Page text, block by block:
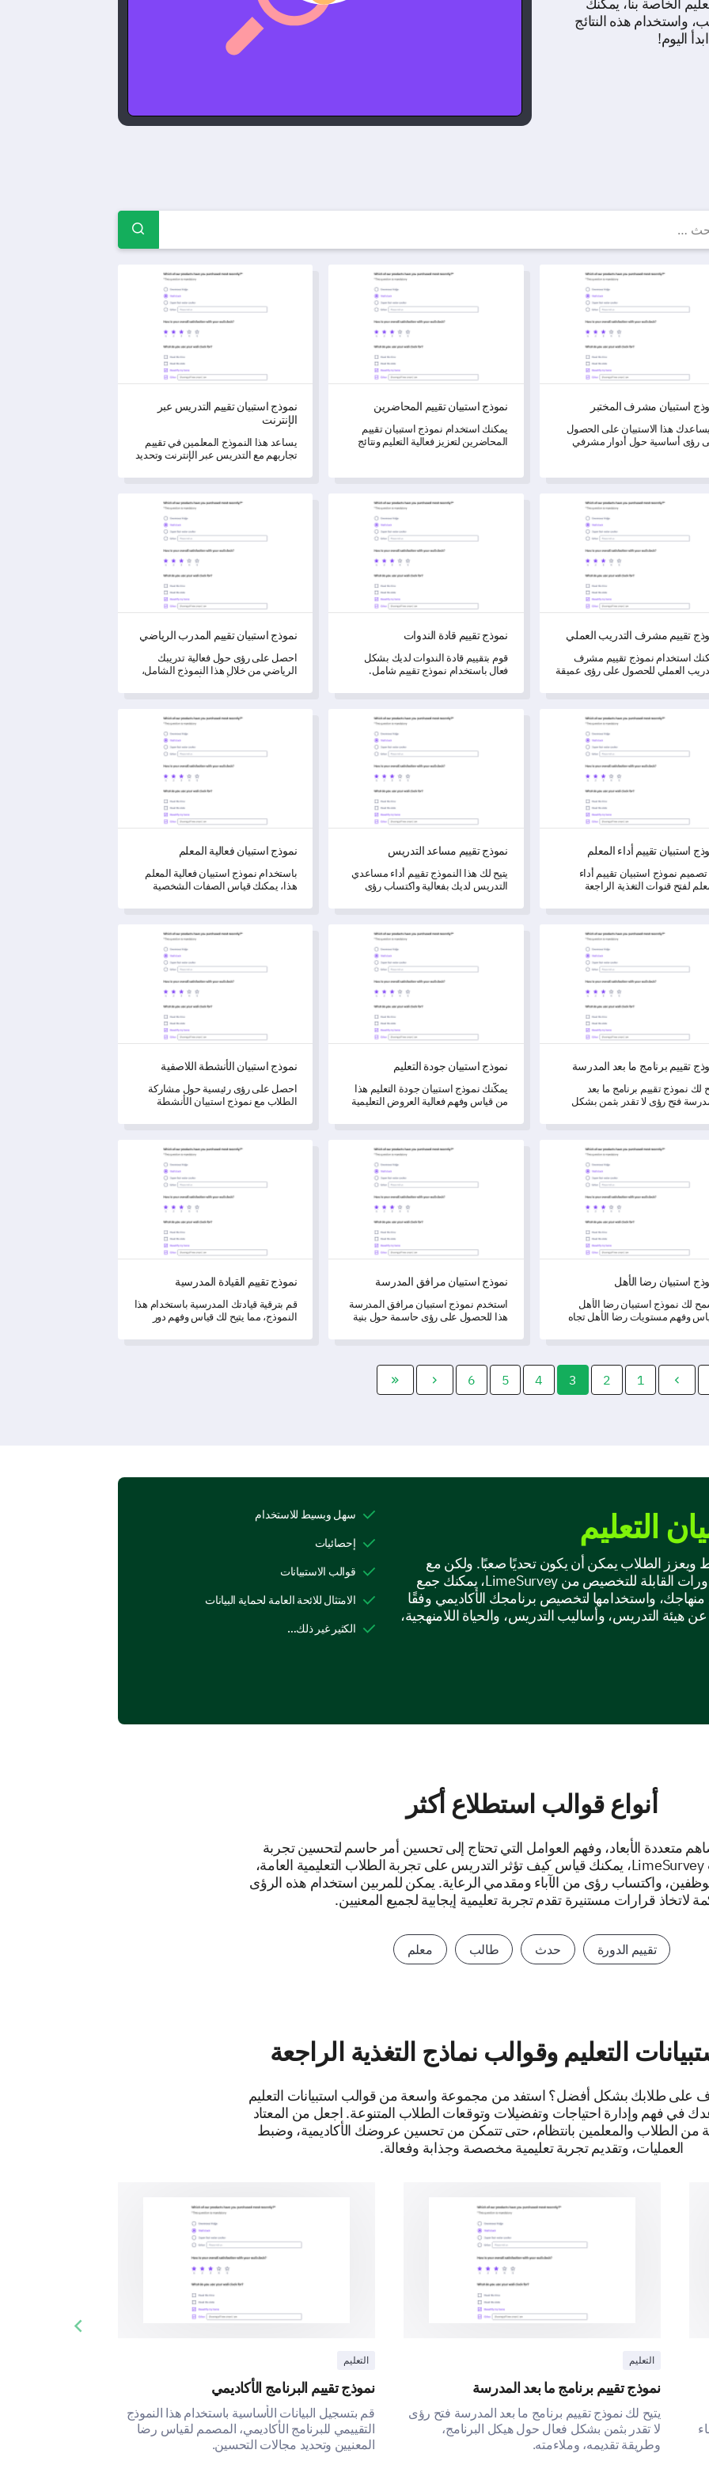
واستخدام هذه النتائج
اليوم!
أمثلة ونماذج الاستطلاعات لـ التعليم
استبيان مشرف المختبر
استبيان مشرف المختبر
هذا الاستبيان على الحصول
رؤى أساسية حول أدوار مشرفي
نموذج استبيان تقييم المحاضرين
نموذج استبيان تقييم المحاضرين
يمكنك استخدام نموذج استبيان تقييم
المحاضرين لتعزيز فعالية التعليم ونتائج
نموذج استبيان تقييم التدريس عبر الإنترنت
نموذج استبيان تقييم التدريس عبر
الإنترنت
يساعد هذا النموذج المعلمين في تقييم
تجاربهم مع التدريس عبر الإنترنت وتحديد
تقييم مشرف التدريب العملي
تقييم مشرف التدريب العملي
استخدام نموذج تقييم مشرف
العملي للحصول على رؤى عميقة
نموذج تقييم قادة الندوات
نموذج تقييم قادة الندوات
قوم بتقييم قادة الندوات لديك بشكل
فعال باستخدام نموذج تقييم شامل.
نموذج استبيان تقييم المدرب الرياضي
نموذج استبيان تقييم المدرب الرياضي
احصل على رؤى حول فعالية تدريبك
الرياضي من خلال هذا النموذج الشامل،
والمجالات التي تحتاج إلى تحسين.
استبيان تقييم أداء المعلم
استبيان تقييم أداء المعلم
نموذج استبيان تقييم أداء
لفتح قنوات التغذية الراجعة
والتطوير المهني.
نموذج تقييم مساعد التدريس
نموذج تقييم مساعد التدريس
يتيح لك هذا النموذج تقييم أداء مساعدي
التدريس لديك بفعالية واكتساب رؤى
نموذج استبيان فعالية المعلم
نموذج استبيان فعالية المعلم
باستخدام نموذج استبيان فعالية المعلم
هذا، يمكنك قياس الصفات الشخصية
فاعلية طرقهم التعليمية.
تقييم برنامج ما بعد المدرسة
تقييم برنامج ما بعد المدرسة
لك نموذج تقييم برنامج ما بعد
فتح رؤى لا تقدر بثمن بشكل
وملاءمته.
نموذج استبيان جودة التعليم
نموذج استبيان جودة التعليم
يمكّنك نموذج استبيان جودة التعليم هذا
من قياس وفهم فعالية العروض التعليمية
نموذج استبيان الأنشطة اللاصفية
نموذج استبيان الأنشطة اللاصفية
احصل على رؤى رئيسية حول مشاركة
الطلاب مع نموذج استبيان الأنشطة
استبيان رضا الأهل
استبيان رضا الأهل
لك نموذج استبيان رضا الأهل
وفهم مستويات رضا الأهل تجاه
في المدرسة.
نموذج استبيان مرافق المدرسة
نموذج استبيان مرافق المدرسة
استخدم نموذج استبيان مرافق المدرسة
هذا للحصول على رؤى حاسمة حول بنية
نموذج تقييم القيادة المدرسية
نموذج تقييم القيادة المدرسية
قم بترقية قيادتك المدرسية باستخدام هذا
النموذج، مما يتيح لك قياس وفهم دور
وضمان الشمولية بفعالية.
1
2
3
4
5
6
التعليم
ويعزز الطلاب يمكن أن يكون تحديًا صعبًا. ولكن مع
قوالب التعليم وتغذية راجعة الدورات القابلة للتخصيص من LimeSurvey، يمكنك جمع
واستخدامها لتخصيص برنامجك الأكاديمي وفقًا
هيئة التدريس، وأساليب التدريس، والحياة اللامنهجية،
سهل وبسيط للاستخدام
إحصائيات
قوالب الاستبيانات
الامتثال للائحة العامة لحماية البيانات
الكثير غير ذلك…
أنواع قوالب استطلاع أكثر
متعددة الأبعاد، وفهم العوامل التي تحتاج إلى تحسين أمر حاسم لتحسين تجربة
الطالب. مع قوالب LimeSurvey، يمكنك قياس كيف تؤثر التدريس على تجربة الطلاب التعليمية العامة،
واكتساب رؤى من الآباء ومقدمي الرعاية. يمكن للمربين استخدام هذه الرؤى
لاتخاذ قرارات مستنيرة تقدم تجربة تعليمية إيجابية لجميع المعنيين.
تقييم الدورة حدث طالب معلم
التعليم وقوالب نماذج التغذية الراجعة
على طلابك بشكل أفضل؟ استفد من مجموعة واسعة من قوالب استبيانات التعليم
في فهم وإدارة احتياجات وتفضيلات وتوقعات الطلاب المتنوعة. اجعل من المعتاد
من الطلاب والمعلمين بانتظام، حتى تتمكن من تحسين عروضك الأكاديمية، وضبط
العمليات، وتقديم تجربة تعليمية مخصصة وجذابة وفعالة.
التعليم
نموذج تقييم البرنامج الأكاديمي
قم بتسجيل البيانات الأساسية باستخدام هذا النموذج
التقييمي للبرنامج الأكاديمي، المصمم لقياس رضا
المعنيين وتحديد مجالات التحسين.
التعليم
نموذج تقييم برنامج ما بعد المدرسة
يتيح لك نموذج تقييم برنامج ما بعد المدرسة فتح رؤى
لا تقدر بثمن بشكل فعال حول هيكل البرنامج،
وطريقة تقديمه، وملاءمته.
Previous slide